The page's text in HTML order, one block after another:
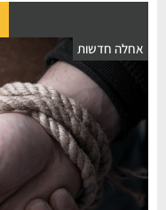
אחלה חדשות